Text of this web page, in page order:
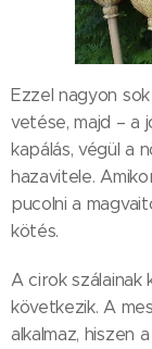
Ezzel nagyon
vetése, majd –
kapálás, végül a
hazavitele.
pucolni a
kötés.
A cirok szálainak
következik. A
alkalmaz, hiszen